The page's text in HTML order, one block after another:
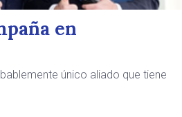
en
único aliado que tiene